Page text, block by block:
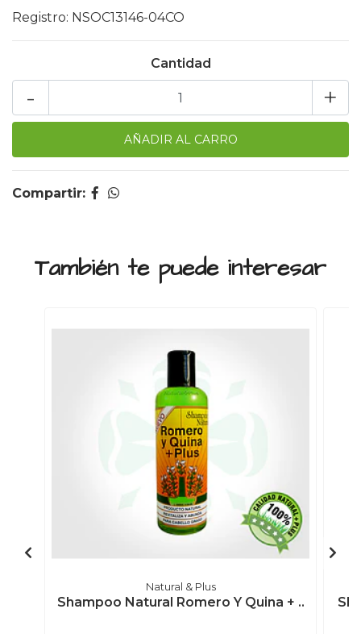
Registro: NSOC13146-04CO
Cantidad
+
-
Compartir:
También te puede interesar
Natural & Plus
Shampoo Natural Romero Y Quina + ..